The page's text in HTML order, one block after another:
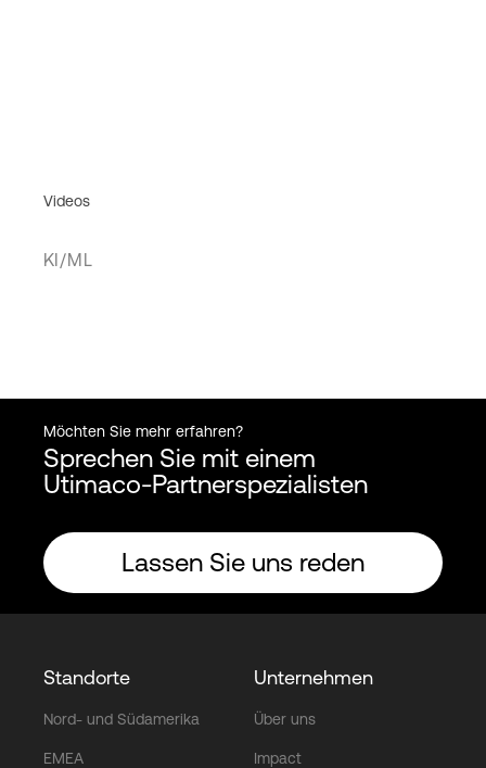
Videos
KI/ML
Möchten Sie mehr erfahren?
Sprechen Sie mit einem
Utimaco-Partnerspezialisten
Lassen Sie uns reden
Standorte
Nord- und Südamerika
EMEA
Unternehmen
Über uns
Impact